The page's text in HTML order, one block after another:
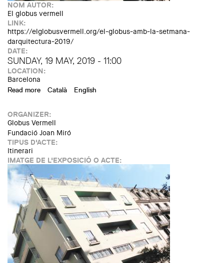
NOM AUTOR:
El globus vermell
LINK:
https://elglobusvermell.org/el-globus-amb-la-setmana-
darquitectura-2019/
DATE:
SUNDAY, 19 MAY, 2019 - 11:00
LOCATION:
Barcelona
Read more about Itinerario "La Barcelona del GATCPAC" (Semana
Català English
ORGANIZER:
Globus Vermell
Fundació Joan Miró
TIPUS D'ACTE:
Itinerari
IMATGE DE L'EXPOSICIÓ O ACTE: